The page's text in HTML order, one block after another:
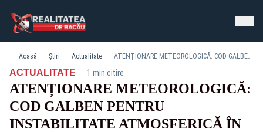
Acasă Știri Actualitate ATENȚIONARE METEOROLOGICĂ: COD GALBEN PENTRU INSTABILITATE ATMOSFERICĂ ÎN WEEKEND
ACTUALITATE· 1 min citire
ATENȚIONARE METEOROLOGICĂ:
COD GALBEN PENTRU
INSTABILITATE ATMOSFERICĂ ÎN